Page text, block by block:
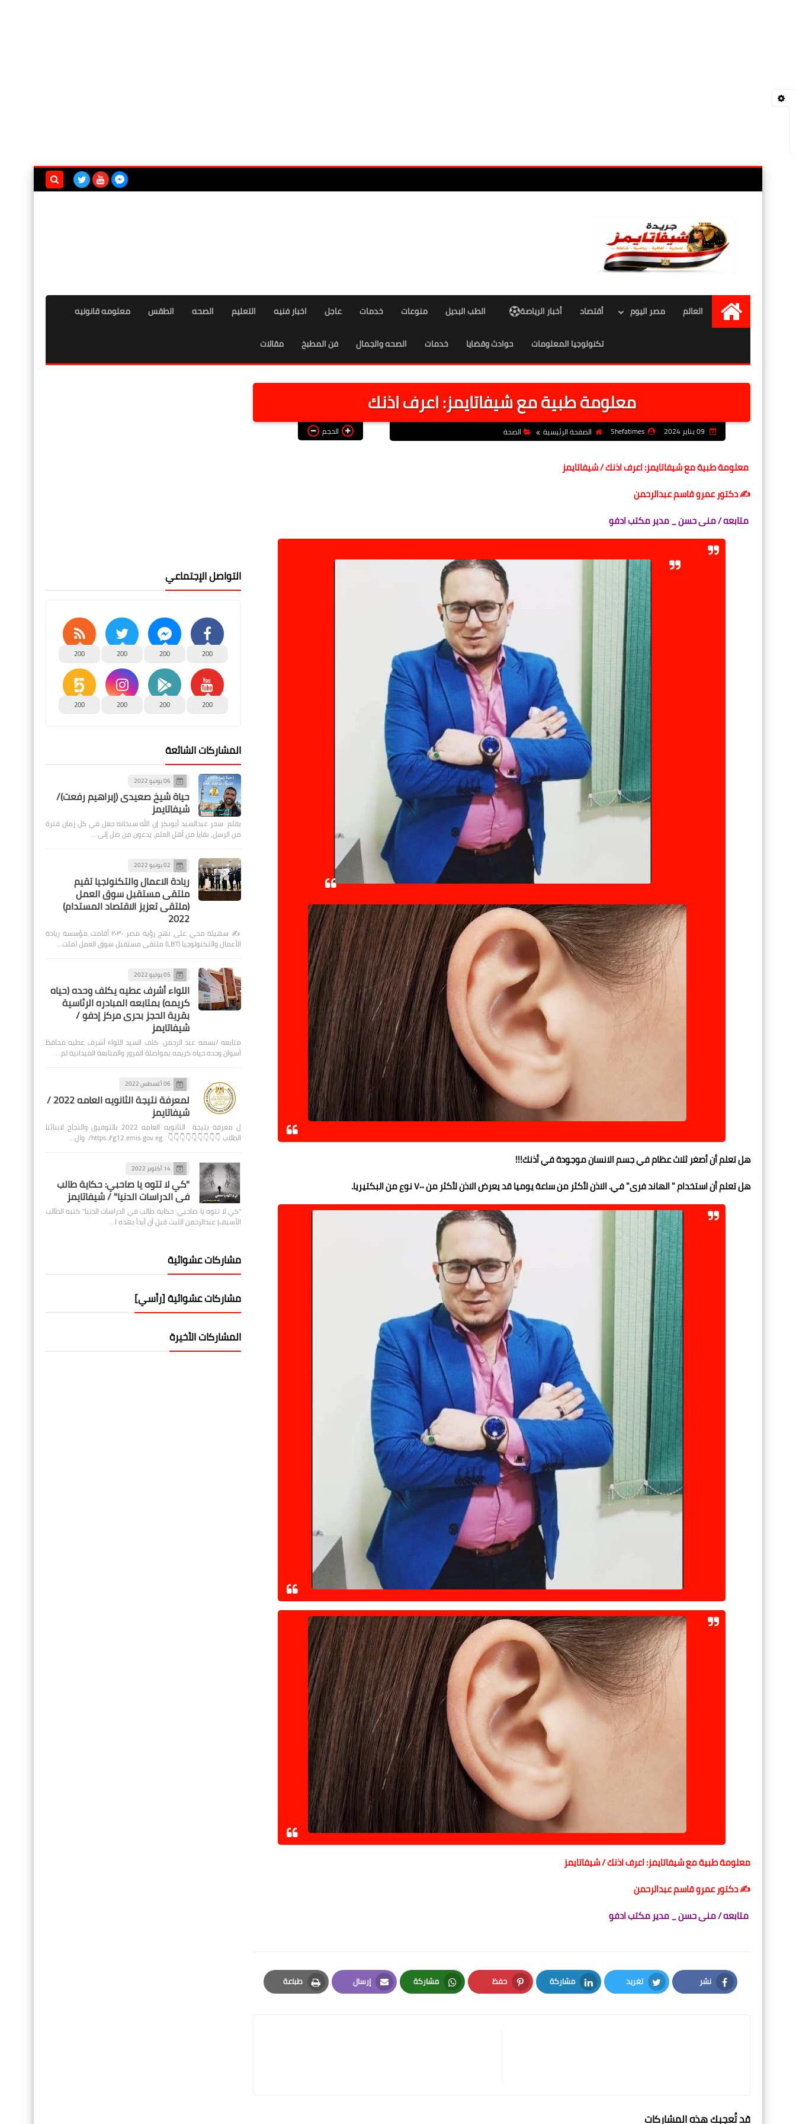
الرئيسية
العالم مصر اليوم أقتصاد أخبار الرياصة الطب البديل منوعات خدمات عاجل اخبار فنيه التعليم الصحه الطقس معلومه قانونيه
تكنولوجيا المعلومات حوادث وقضايا خدمات الصحه والجمال فن المطبخ مقالات
معلومة طبية مع شيفاتايمز: اعرف اذنك
Shefatimes الصفحة الرئيسية الصحة الحجم
معلومة طبية مع شيفاتايمز: اعرف اذنك / شيفاتايمز
✍️ دكتور عمرو قاسم عبدالرحمن
متابعه / منى حسن _ مدير مكتب ادفو
هل تعلم أن أصغر ثلاث عظام في جسم الانسان موجودة في أذنك!!!
هل تعلم أن استخدام " الهاند فرى" في. الاذن لأكثر من ساعة يوميا قد يعرض الاذن لأكثر من ٧٠٠ نوع من البكتيريا.
معلومة طبية مع شيفاتايمز: اعرف اذنك / شيفاتايمز
✍️ دكتور عمرو قاسم عبدالرحمن
متابعه / منى حسن _ مدير مكتب ادفو
نشر
Facebook
تغريد
Twitter
مشاركة
LinkedIn
حفظ
Pinterest
مشاركة
Whatsapp
إرسال
Email
طباعة
Print
قد تُعجبك هذه المشاركات
التواصل الإجتماعي
200
200
200
200
200
200
200
200
المشاركات الشائعة
06 يونيو 2022
حياة شيخ صعيدى (إبراهيم رفعت)/
شيفاتايمز
بقلم :سحر عبدالسيد أبوبكر إن الله سبحانه جعل في كل زمان فترة
من الرسل، بقايا من أهل العلم، يدعون من ضل إلى …
02 يونيو 2022
ريادة الاعمال والتكنولجيا تقيم
ملتقى مستقبل سوق العمل
(ملتقى تعزيز الاقتصاد المستدام)
2022
✍️ سهيلة محي على نهج رؤية مصر ٢٠٣٠ أقامت مؤسسة ريادة
الأعمال والتكنولوجيا (LBT) ملتقى مستقبل سوق العمل (ملت…
05 يوليو 2022
اللواء أشرف عطيه يكلف وحده (حياه
كريمه) بمتابعه المبادره الرئاسية
بقرية الحجز بحرى مركز إدفو /
شيفاتايمز
متابعه /بسمه عبد الرحمن كلف السيد اللواء أشرف عطيه محافظ
أسوان وحده حياه كريمه بمواصلة المرور والمتابعة الميدانية لم…
06 أغسطس 2022
لمعرفة نتيجة الثانويه العامه 2022 /
شيفاتايمز
ل معرفة نتيجة الثانويه العامه 2022 بالتوفيق والنجاح لابنائنا
الطلاب 👇👇👇👇👇👇👇👇👇 https://g12.emis.gov.eg/ وال…
14 أكتوبر 2022
"كي لا تتوه يا صاحبي: حكاية طالب
في الدراسات الدنيا" / شيفاتايمز
"كي لا تتوه يا صاحبي: حكاية طالب في الدراسات الدنيا" كتبه الطالب
الأسيف| عبدالرحمن الليث قبل أن أبدأ بهذه ا…
مشاركات عشوائية
مشاركات عشوائية [رأسي]
المشاركات الأخيرة